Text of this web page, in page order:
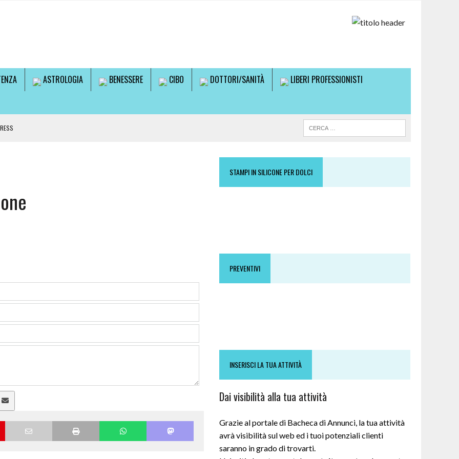
ASTROLOGIA BENESSERE CIBO DOTTORI/SANITÀ LIBERI PROFESSIONISTI
STAMPI IN SILICONE PER DOLCI
PREVENTIVI
INSERISCI LA TUA ATTIVITÀ
Dai visibilità alla tua attività
Grazie al portale di Bacheca di Annunci, la tua attività
avrà visibilità sul web ed i tuoi potenziali clienti
saranno in grado di trovarti.